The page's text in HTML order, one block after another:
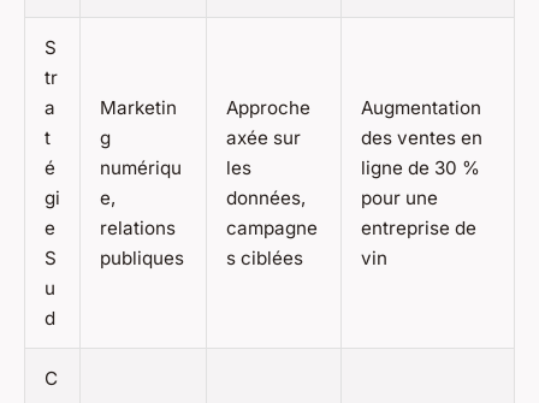
S
tr
a
t
é
gi
e
S
u
d
Marketin
g
numériqu
e,
relations
publiques
Approche
axée sur
les
données,
campagne
s ciblées
Augmentation
des ventes en
ligne de 30 %
pour une
entreprise de
vin
C